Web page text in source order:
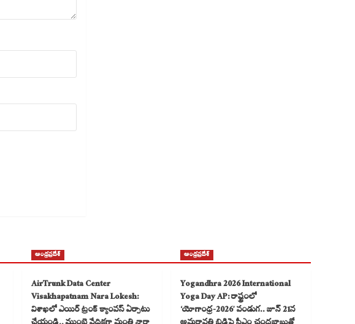
ఆంధ్రప్రదేశ్
AirTrunk Data Center
Visakhapatnam Nara Lokesh:
విశాఖలో ఎయిర్ ట్రంక్ క్యాంపస్ ఏర్పాటు
ఆంధ్రప్రదేశ్
Yogandhra 2026 International
Yoga Day AP: రాష్ట్రంలో
‘యోగాంధ్ర-2026’ పండుగ.. జూన్ 21న